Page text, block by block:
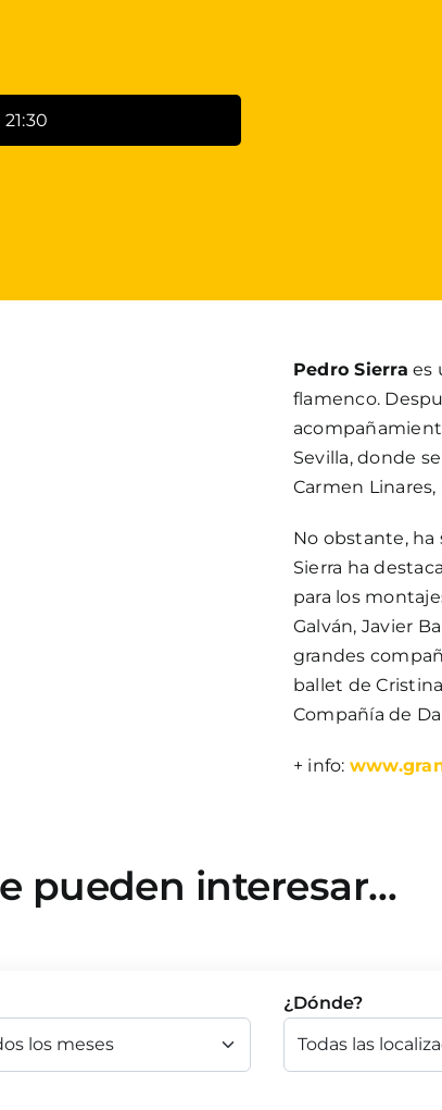
Pedro Sierra es
flamenco.
Sevilla, donde
Carmen Linares,
No obstante,
Sierra ha
para los
Galván, Javier
grandes
ballet de
Compañía de
+ info:
pueden interesar…
¿Dónde?